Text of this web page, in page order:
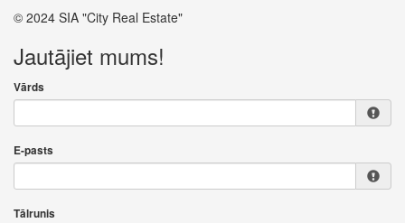
© 2024 SIA "City Real Estate"
Jautājiet mums!
Vārds
E-pasts
Tālrunis